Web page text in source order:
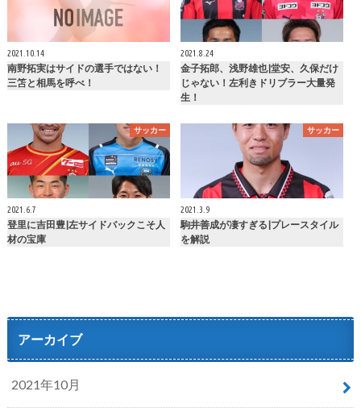
2021.10.14
南野拓実はサイドの選手ではない！
三笘と相馬を呼べ！
2021.8.24
金子拓郎、浅野雄也|堂安、久保だけ
じゃない！左利きドリブラー大量発
生！
サッカー
2021.6.7
登里に吉田豊|左サイドバックこそ人
材の宝庫
サッカー
2021.3.9
駒井善成が凄すぎる|プレースタイル
を解説
アーカイブ
2021年10月